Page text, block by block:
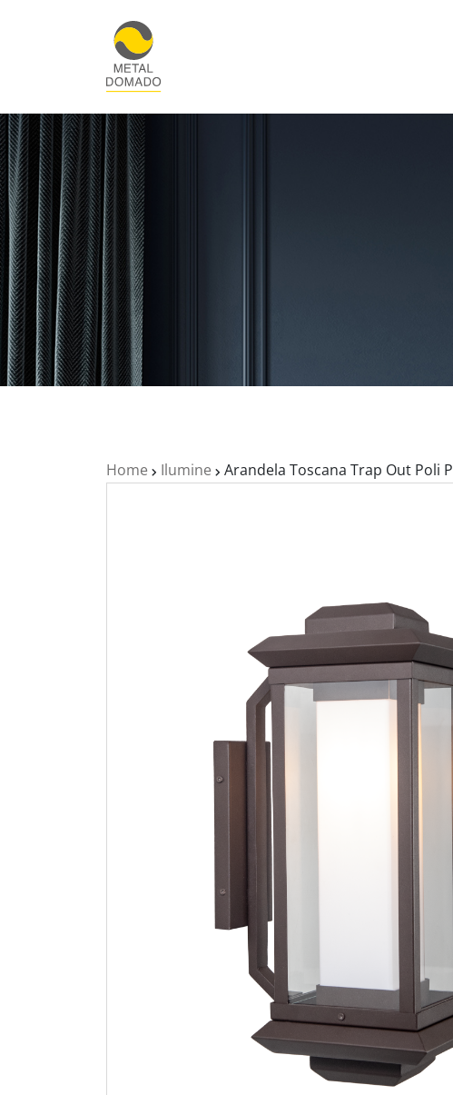
Home Ilumine
Arandela Toscana Trap Out Poli P